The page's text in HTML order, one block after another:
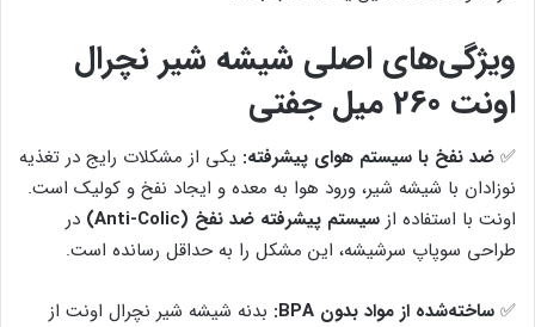
ویژگی‌های اصلی شیشه شیر نچرال
اونت 260 میل جفتی
✅ ضد نفخ با سیستم هوای پیشرفته: یکی از مشکلات رایج در تغذیه
نوزادان با شیشه شیر، ورود هوا به معده و ایجاد نفخ و کولیک است.
اونت با استفاده از سیستم پیشرفته ضد نفخ (Anti-Colic)
در
طراحی سوپاپ سرشیشه، این مشکل را به حداقل رسانده است.
✅ ساخته‌شده از مواد بدون BPA:
بدنه شیشه شیر نچرال اونت از